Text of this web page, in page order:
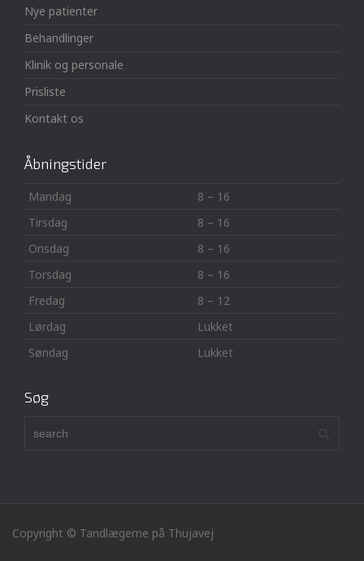
Nye patienter
Behandlinger
Klinik og personale
Prisliste
Kontakt os
Åbningstider
Mandag
8 – 16
Tirsdag
8 – 16
Onsdag
8 – 16
Torsdag
8 – 16
Fredag
8 – 12
Lørdag
Lukket
Søndag
Lukket
Søg
Copyright © Tandlægerne på Thujavej